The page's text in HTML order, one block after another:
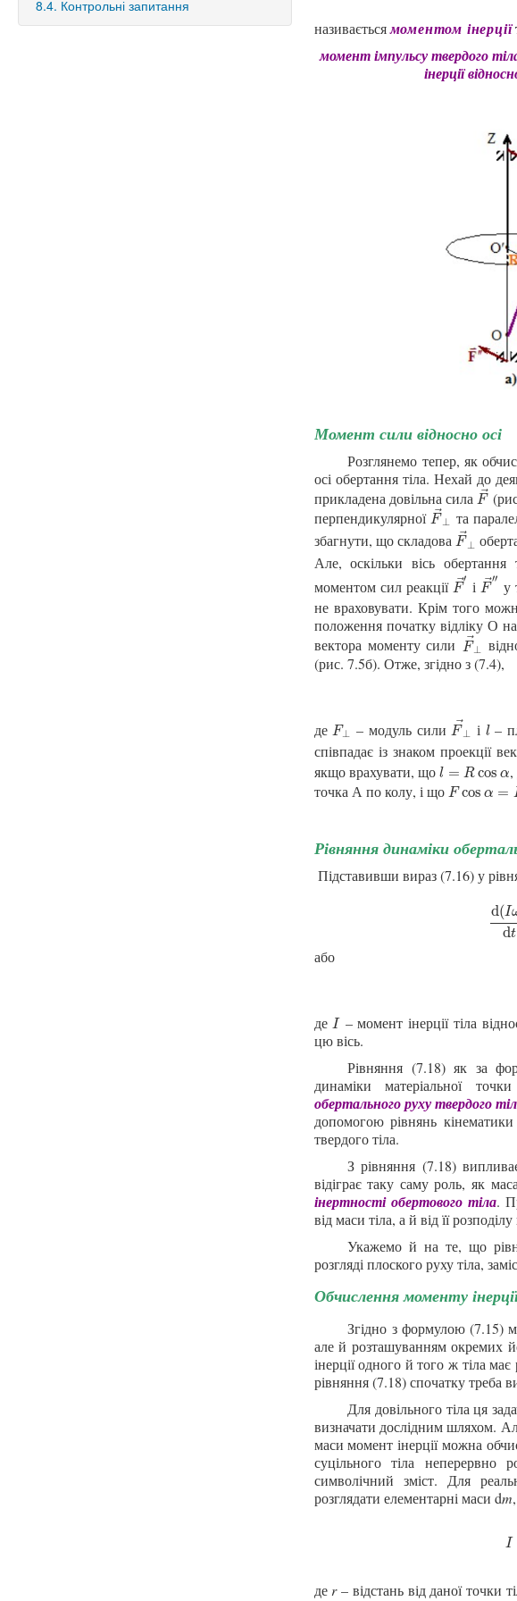
називаєтьсямоментом інерції
момент імпульсу твердого
інерції
Момент сили відносно осі
Розглянемо тепер, як
осі обертання тіла. Нехай до
прикладена довільна сила F
F→
перпендикулярної F ⃗
⊥
F→ ⊥
та
збагнути, що складова F ⊥
F→ ⊥
Але, оскільки вісь обертання
моментом сил реакції F⃗′
F→′
іF⃗
′′
F→ ′′
у
не враховувати. Крім того
положення початку відліку О
вектора моменту сили F⃗
⊥
F→ ⊥
(рис. 7.5б). Отже, згідно з (7.4),
де F⊥
F⊥ – модуль сили F⃗
⊥
F→ ⊥
і l
l –
співпадає із знаком проекції
якщо врахувати, що l = Rcos α
l=R cosα ,
точка А по колу, і що F cos α =
Fcosα=Fτ
Рівняння динаміки
Підставивши вираз (7.16) у
d(I
dt
d(Iω
або
де I
I– момент інерції тіла
цю вісь.
Рівняння (7.18) як за
динаміки матеріальної
обертального руху твердого
допомогою рівнянь
твердого тіла.
З рівняння (7.18)
відіграє таку саму роль, як
інертності обертового тіла.
від маси тіла, а й від її
Укажемо й на те, що
розгляді плоского руху тіла,
Обчислення моменту
Згідно з формулою (7.15)
але й розташуванням окремих
інерції одного й того ж тіла
рівняння (7.18) спочатку треба
Для довільного тіла ця
визначати дослідним шляхом.
маси момент інерції можна
суцільного тіла
символічний зміст. Для
розглядати елементарні маси dm
I
I
деr– відстань від даної точки
8.4. Контрольні запитання